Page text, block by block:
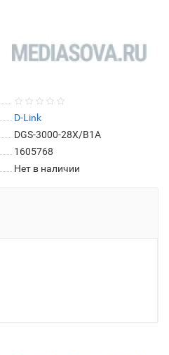
D-Link
DGS-3000-28X/B1A
1605768
Нет в наличии